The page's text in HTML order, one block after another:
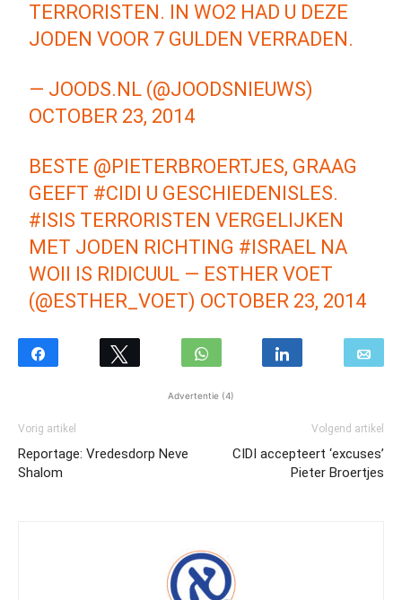
TERRORISTEN. IN WO2 HAD U DEZE
JODEN VOOR 7 GULDEN VERRADEN.
— JOODS.NL (@JOODSNIEUWS)
OCTOBER 23, 2014
BESTE @PIETERBROERTJES, GRAAG
GEEFT #CIDI U GESCHIEDENISLES.
#ISIS TERRORISTEN VERGELIJKEN
MET JODEN RICHTING #ISRAEL NA
WOII IS RIDICUUL — ESTHER VOET
(@ESTHER_VOET) OCTOBER 23, 2014
Advertentie (4)
Vorig artikel
Reportage: Vredesdorp Neve
Shalom
Volgend artikel
CIDI accepteert ‘excuses’
Pieter Broertjes